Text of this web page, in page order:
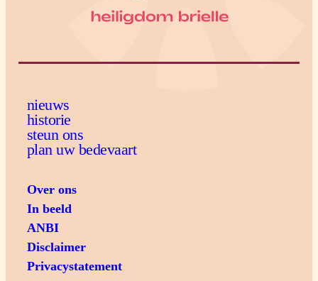
nieuws
historie
steun ons
plan uw bedevaart
Over ons
In beeld
ANBI
Disclaimer
Privacystatement